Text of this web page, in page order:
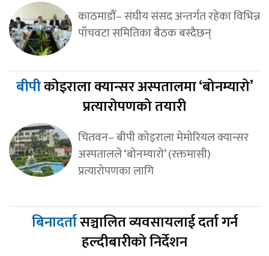
काठमाडौँ– संघीय संसद अन्तर्गत रहेका विभिन्न
पाँचवटा समितिका बैठक बस्दैछन्
बीपीकोइराला क्यान्सर अस्पतालमा ‘बोनम्यारो’
प्रत्यारोपणको तयारी
चितवन– बीपी कोइराला मेमोरियल क्यान्सर
अस्पतालले ‘बोनम्यारो’ (रक्तमासी)
प्रत्यारोपणका लागि
बिनादर्तासञ्चालित व्यवसायलाई दर्ता गर्न
हल्दीबारीको निर्देशन